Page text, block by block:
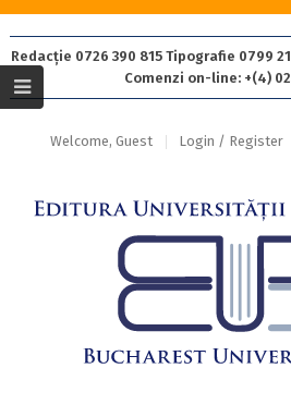
Redacție 0726 390 815 Tipografie 0799
Comenzi on-line: +(4)
Welcome, Guest Login / Register